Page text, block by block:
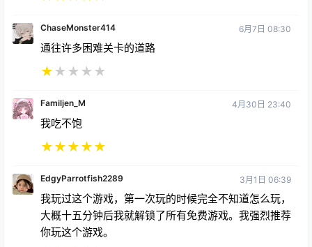
ChaseMonster414 6月7日 08:30
通往许多困难关卡的道路
★★ ★ ★ ★
Familjen_M 4月30日 23:40
我吃不饱
★★★★★
EdgyParrotfish2289 3月1日 06:39
我玩过这个游戏，第一次玩的时候完全不知道怎么玩，
大概十五分钟后我就解锁了所有免费游戏。我强烈推荐
你玩这个游戏。